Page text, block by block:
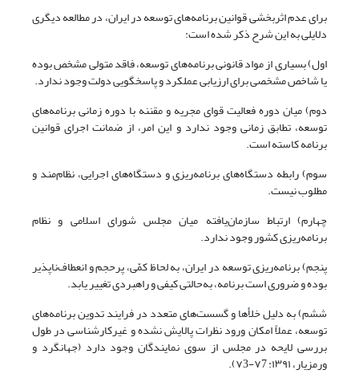
برای عدم اثربخشی قوانین برنامه‌های توسعه در ایران، در مطالعه دیگری‌‌
دلایلی به این شرح ذکر شده است:
اول) بسیاری از مواد قانونی برنامه‌های توسعه، فاقد متولی مشخص بوده
یا شاخص مشخصی برای ارزیابی عملکرد و پاسخگویی دولت وجود ندارد.
دوم) میان دوره فعالیت قوای مجریه و مقننه با دوره زمانی برنامه‌های
توسعه، تطابق زمانی وجود ندارد و این امر، از ضمانت اجرای قوانین
برنامه کاسته است.
سوم) رابطه دستگاه‌های برنامه‌ریزی و دستگاه‌های اجرایی، نظام‌مند و
مطلوب نیست.
چهارم) ارتباط سازمان‌یافته میان مجلس شورای اسلامی و نظام
برنامه‌ریزی کشور وجود ندارد.
پنجم) برنامه‌ریزی توسعه در ایران، به ‌لحاظ کمّی، پرحجم و انعطاف‌ناپذیر
بوده و ضروری است برنامه، به‌حالتی کیفی و راهبردی تغییر یابد.
ششم) به‌ دلیل خلأها و گسست‌های متعدد در فرایند تدوین برنامه‌های
توسعه، عملاً امکان ورود نظرات پالایش ‌نشده و غیرکارشناسی در طول
بررسی لایحه در مجلس از سوی نمایندگان‌‌ وجود دارد (جهانگرد و
ورمزیار، ۱۳۹۱: ۷7-۷3).